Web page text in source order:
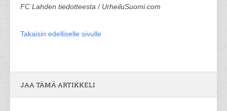
FC Lahden tiedotteesta / UrheiluSuomi.com
Takaisin edelliselle sivulle
JAA TÄMÄ ARTIKKELI